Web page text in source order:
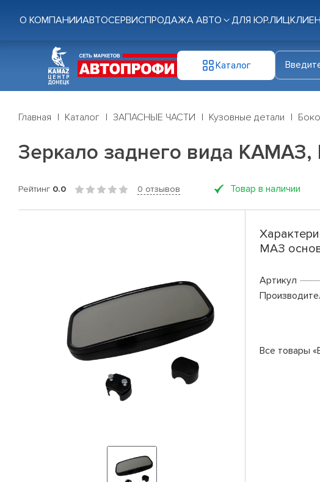
О КОМПАНИИАВТОСЕРВИСПРОДАЖА АВТО ДЛЯ ЮР.ЛИЦ
Каталог
Главная Каталог ЗАПАСНЫЕ ЧАСТИ Кузовные детали
Зеркало заднего вида
Рейтинг 0.0 0 отзывов Товар в наличии
МАЗ
Артикул
Все товары